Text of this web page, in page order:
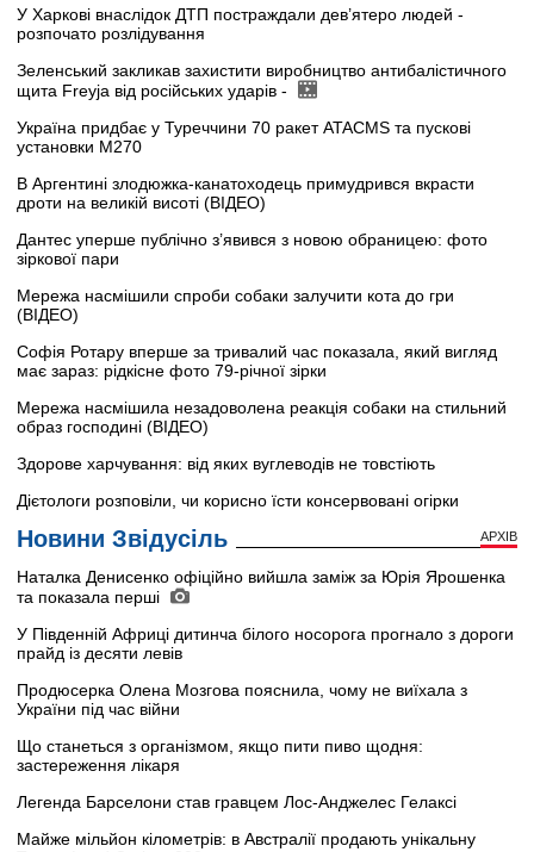
У Харкові внаслідок ДТП постраждали дев’ятеро людей -
розпочато розлідування
Зеленський закликав захистити виробництво антибалістичного
щита Freyja від російських ударів -
Україна придбає у Туреччини 70 ракет ATACMS та пускові
установки M270
В Аргентині злодюжка-канатоходець примудрився вкрасти
дроти на великій висоті (ВІДЕО)
Дантес уперше публічно з’явився з новою обраницею: фото
зіркової пари
Мережа насмішили спроби собаки залучити кота до гри
(ВІДЕО)
Софія Ротару вперше за тривалий час показала, який вигляд
має зараз: рідкісне фото 79-річної зірки
Мережа насмішила незадоволена реакція собаки на стильний
образ господині (ВІДЕО)
Здорове харчування: від яких вуглеводів не товстіють
Дієтологи розповіли, чи корисно їсти консервовані огірки
Новини Звідусіль АРХІВ
Наталка Денисенко офіційно вийшла заміж за Юрія Ярошенка
та показала перші
У Південній Африці дитинча білого носорога прогнало з дороги
прайд із десяти левів
Продюсерка Олена Мозгова пояснила, чому не виїхала з
України під час війни
Що станеться з організмом, якщо пити пиво щодня:
застереження лікаря
Легенда Барселони став гравцем Лос-Анджелес Гелаксі
Майже мільйон кілометрів: в Австралії продають унікальну